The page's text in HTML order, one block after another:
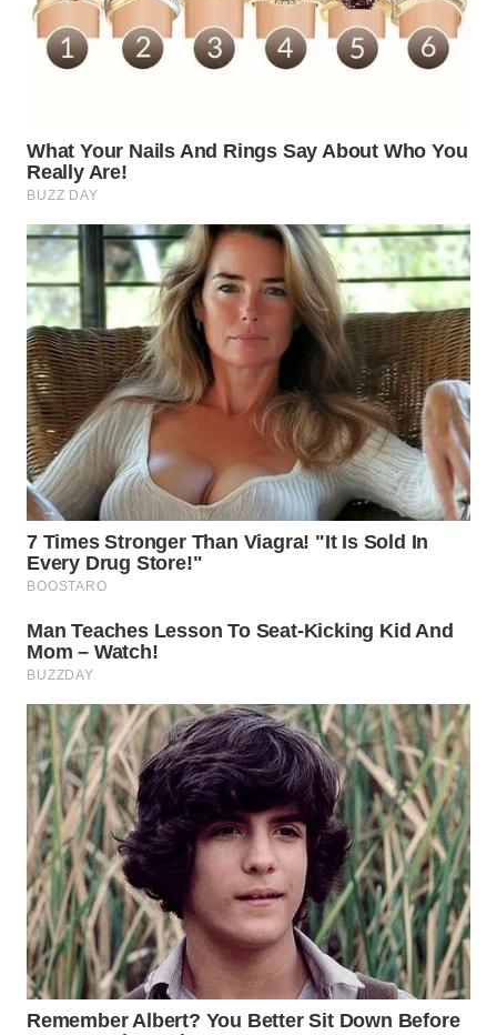
WN
SUMEDANG
CIANJUR
WN
KEPULAUAN
SERIBU
WN
TANGERANG
WN
BINJAI
WN
CIREBON
WN
INDRAMAYU
WN
KUNINGAN
WN
MAJALENGKA
WN
SUBANG
WN
SUKABUMI
WN
PURWAKARTA